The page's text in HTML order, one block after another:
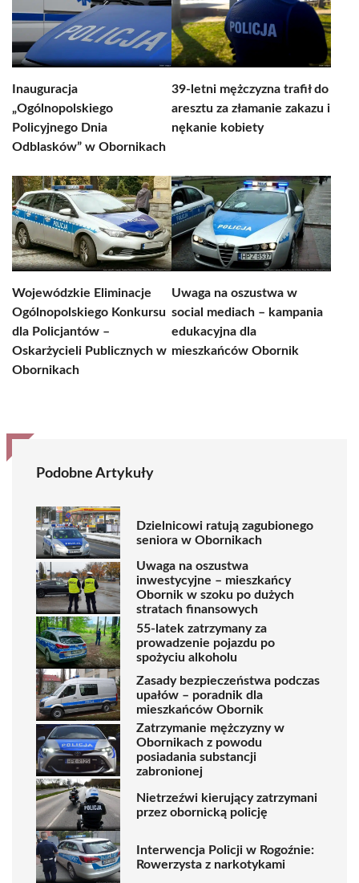
Inauguracja
„Ogólnopolskiego
Policyjnego Dnia
Odblasków” w Obornikach
39-letni mężczyzna trafił do
aresztu za złamanie zakazu i
nękanie kobiety
Wojewódzkie Eliminacje
Ogólnopolskiego Konkursu
dla Policjantów –
Oskarżycieli Publicznych w
Obornikach
Uwaga na oszustwa w
social mediach – kampania
edukacyjna dla
mieszkańców Obornik
Podobne Artykuły
Dzielnicowi ratują zagubionego
seniora w Obornikach
Uwaga na oszustwa
inwestycyjne – mieszkańcy
Obornik w szoku po dużych
stratach finansowych
55-latek zatrzymany za
prowadzenie pojazdu po
spożyciu alkoholu
Zasady bezpieczeństwa podczas
upałów – poradnik dla
mieszkańców Obornik
Zatrzymanie mężczyzny w
Obornikach z powodu
posiadania substancji
zabronionej
Nietrzeźwi kierujący zatrzymani
przez obornicką policję
Interwencja Policji w Rogoźnie:
Rowerzysta z narkotykami